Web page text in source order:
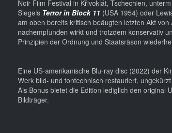
Noir Film Festival in Křivoklát, Tschechien,
Siegels Terror in Block 11 (USA 1954) oder
am oben bereits kritisch beäugten letzten Akt
nachempfunden wirkt und trotzdem konservativ
Prinzipien der Ordnung und Staatsräson
Eine US-amerikanische Blu-ray disc (2022) der
Werk bild- und tontechnisch restauriert,
Als Bonus bietet die Edition lediglich den original
Bildträger.